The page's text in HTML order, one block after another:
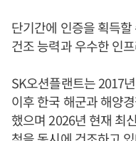
단기간에 인증을 획득
건조 능력과 우수한 인
SK오션플랜트는 2017
이후 한국 해군과 해양
했으며 2026년 현재 최